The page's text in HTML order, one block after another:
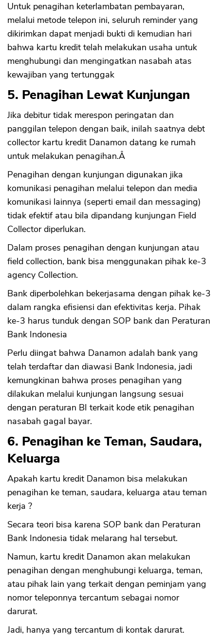
Untuk penagihan keterlambatan pembayaran,
melalui metode telepon ini, seluruh reminder yang
dikirimkan dapat menjadi bukti di kemudian hari
bahwa kartu kredit telah melakukan usaha untuk
menghubungi dan mengingatkan nasabah atas
kewajiban yang tertunggak
5. Penagihan Lewat Kunjungan
Jika debitur tidak merespon peringatan dan
panggilan telepon dengan baik, inilah saatnya debt
collector kartu kredit Danamon datang ke rumah
untuk melakukan penagihan.Â
Penagihan dengan kunjungan digunakan jika
komunikasi penagihan melalui telepon dan media
komunikasi lainnya (seperti email dan messaging)
tidak efektif atau bila dipandang kunjungan Field
Collector diperlukan.
Dalam proses penagihan dengan kunjungan atau
field collection, bank bisa menggunakan pihak ke-3
agency Collection.
Bank diperbolehkan bekerjasama dengan pihak ke-3
dalam rangka efisiensi dan efektivitas kerja. Pihak
ke-3 harus tunduk dengan SOP bank dan Peraturan
Bank Indonesia
Perlu diingat bahwa Danamon adalah bank yang
telah terdaftar dan diawasi Bank Indonesia, jadi
kemungkinan bahwa proses penagihan yang
dilakukan melalui kunjungan langsung sesuai
dengan peraturan BI terkait kode etik penagihan
nasabah gagal bayar.
6. Penagihan ke Teman, Saudara,
Keluarga
Apakah kartu kredit Danamon bisa melakukan
penagihan ke teman, saudara, keluarga atau teman
kerja ?
Secara teori bisa karena SOP bank dan Peraturan
Bank Indonesia tidak melarang hal tersebut.
Namun, kartu kredit Danamon akan melakukan
penagihan dengan menghubungi keluarga, teman,
atau pihak lain yang terkait dengan peminjam yang
nomor teleponnya tercantum sebagai nomor
darurat.
Jadi, hanya yang tercantum di kontak darurat.